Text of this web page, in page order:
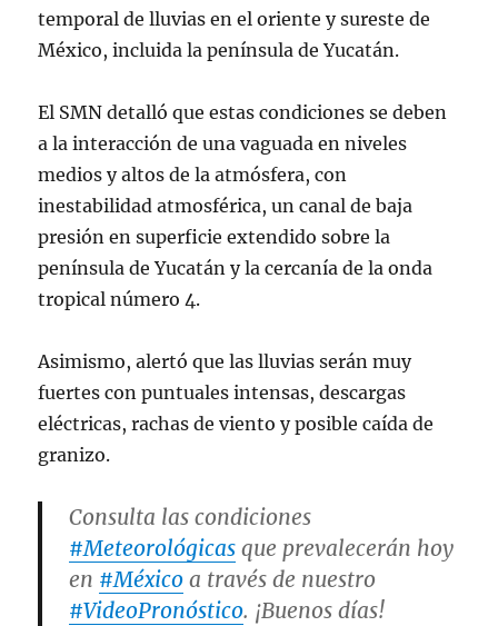
temporal de lluvias en el oriente y sureste de
México, incluida la península de Yucatán.
El SMN detalló que estas condiciones se deben
a la interacción de una vaguada en niveles
medios y altos de la atmósfera, con
inestabilidad atmosférica, un canal de baja
presión en superficie extendido sobre la
península de Yucatán y la cercanía de la onda
tropical número 4.
Asimismo, alertó que las lluvias serán muy
fuertes con puntuales intensas, descargas
eléctricas, rachas de viento y posible caída de
granizo.
Consulta las condiciones
#Meteorológicas que prevalecerán hoy
en #México a través de nuestro
#VideoPronóstico. ¡Buenos días!